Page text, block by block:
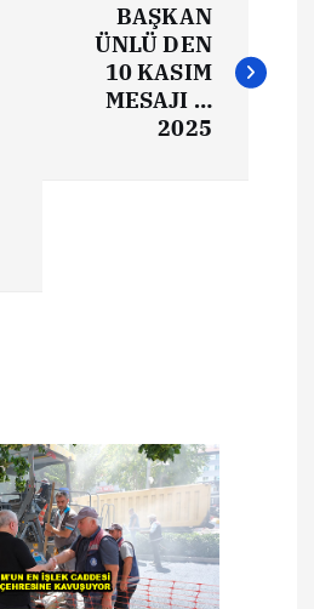
BAŞKAN
ÜNLÜ DEN
10 KASIM
MESAJI …
2025